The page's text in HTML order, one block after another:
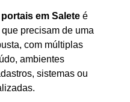
em Salete é
precisam de uma
com múltiplas
ambientes
sistemas ou